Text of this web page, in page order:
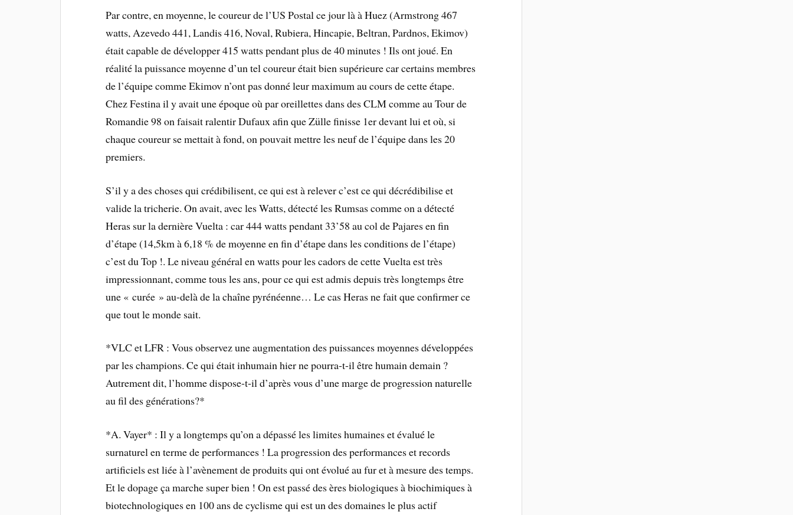
Par contre, en moyenne, le coureur de l’US Postal ce jour là à Huez (Armstrong 467
watts, Azevedo 441, Landis 416, Noval, Rubiera, Hincapie, Beltran, Pardnos, Ekimov)
était capable de développer 415 watts pendant plus de 40 minutes ! Ils ont joué. En
réalité la puissance moyenne d’un tel coureur était bien supérieure car certains membres
de l’équipe comme Ekimov n’ont pas donné leur maximum au cours de cette étape.
Chez Festina il y avait une époque où par oreillettes dans des CLM comme au Tour de
Romandie 98 on faisait ralentir Dufaux afin que Zülle finisse 1er devant lui et où, si
chaque coureur se mettait à fond, on pouvait mettre les neuf de l’équipe dans les 20
premiers.
S’il y a des choses qui crédibilisent, ce qui est à relever c’est ce qui décrédibilise et
valide la tricherie. On avait, avec les Watts, détecté les Rumsas comme on a détecté
Heras sur la dernière Vuelta : car 444 watts pendant 33’58 au col de Pajares en fin
d’étape (14,5km à 6,18 % de moyenne en fin d’étape dans les conditions de l’étape)
c’est du Top !. Le niveau général en watts pour les cadors de cette Vuelta est très
impressionnant, comme tous les ans, pour ce qui est admis depuis très longtemps être
une « curée » au-delà de la chaîne pyrénéenne… Le cas Heras ne fait que confirmer ce
que tout le monde sait.
*VLC et LFR : Vous observez une augmentation des puissances moyennes développées
par les champions. Ce qui était inhumain hier ne pourra-t-il être humain demain ?
Autrement dit, l’homme dispose-t-il d’après vous d’une marge de progression naturelle
au fil des générations?*
*A. Vayer* : Il y a longtemps qu’on a dépassé les limites humaines et évalué le
surnaturel en terme de performances ! La progression des performances et records
artificiels est liée à l’avènement de produits qui ont évolué au fur et à mesure des temps.
Et le dopage ça marche super bien ! On est passé des ères biologiques à biochimiques à
biotechnologiques en 100 ans de cyclisme qui est un des domaines le plus actif